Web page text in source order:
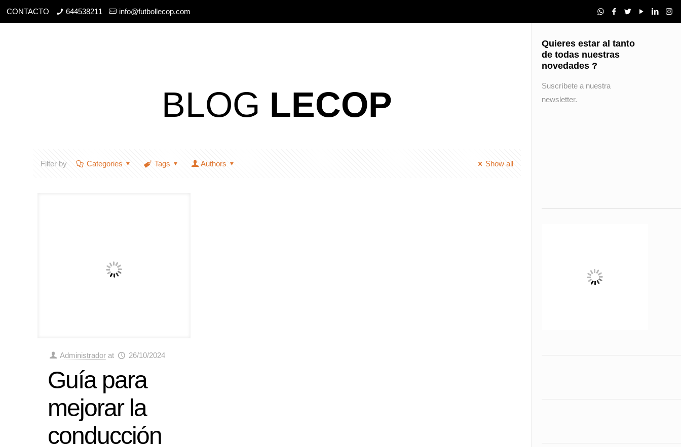
CONTACTO 644538211 info@futbollecop.com
BLOG LECOP
Filter by Categories Tags Authors Show all
Administrador at 26/10/2024
Guía para
mejorar la
conducción
Quieres estar al tanto
de todas nuestras
novedades ?
Suscríbete a nuestra
newsletter.